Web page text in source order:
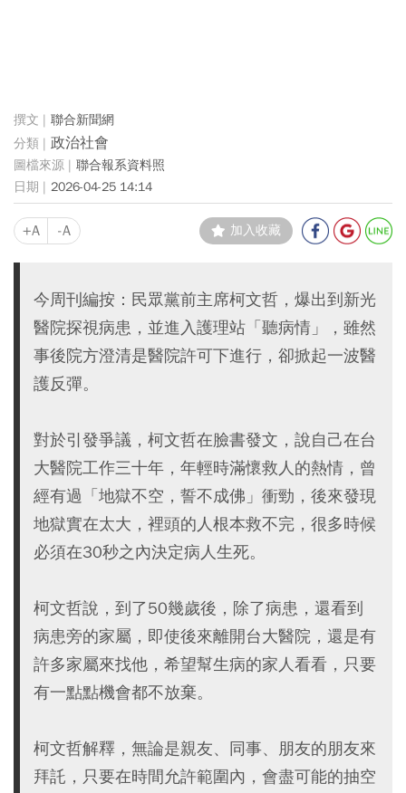
聯合新聞網
政治社會
聯合報系資料照
2026-04-25 14:14
+A -A 加入收藏
今周刊編按：民眾黨前主席柯文哲，爆出到新光
醫院探視病患，並進入護理站「聽病情」，雖然
事後院方澄清是醫院許可下進行，卻掀起一波醫
護反彈。
對於引發爭議，柯文哲在臉書發文，說自己在台
大醫院工作三十年，年輕時滿懷救人的熱情，曾
經有過「地獄不空，誓不成佛」衝勁，後來發現
地獄實在太大，裡頭的人根本救不完，很多時候
必須在30秒之內決定病人生死。
柯文哲說，到了50幾歲後，除了病患，還看到
病患旁的家屬，即使後來離開台大醫院，還是有
許多家屬來找他，希望幫生病的家人看看，只要
有一點點機會都不放棄。
柯文哲解釋，無論是親友、同事、朋友的朋友來
拜託，只要在時間允許範圍內，會盡可能的抽空